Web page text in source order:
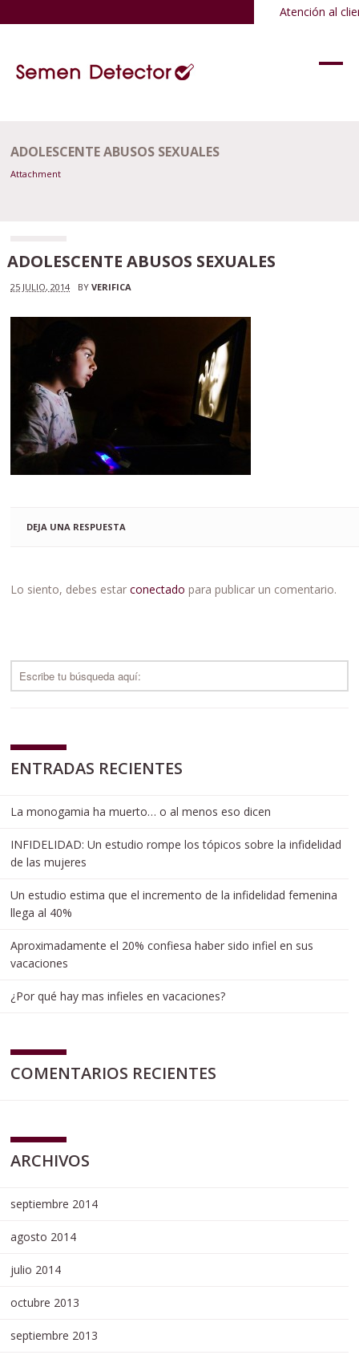
Atención al
ADOLESCENTE ABUSOS SEXUALES
Attachment
ADOLESCENTE ABUSOS SEXUALES
25 JULIO, 2014 BYVERIFICA
DEJA UNA RESPUESTA
Lo siento, debes estarconectado para publicar un comentario.
ENTRADAS RECIENTES
La monogamia ha muerto… o al menos eso dicen
INFIDELIDAD: Un estudio rompe los tópicos sobre la infidelidad
de las mujeres
Un estudio estima que el incremento de la infidelidad femenina
llega al 40%
Aproximadamente el 20% confiesa haber sido infiel en sus
vacaciones
¿Por qué hay mas infieles en vacaciones?
COMENTARIOS RECIENTES
ARCHIVOS
septiembre 2014
agosto 2014
julio 2014
octubre 2013
septiembre 2013